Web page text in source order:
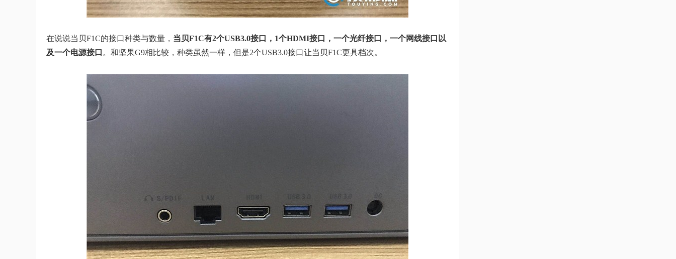
在说说当贝F1C的接口种类与数量， 当贝F1C有2个USB3.0接口，1个HDMI接口，一个光纤接口，一个网线接口以
及一个电源接口 。和坚果G9相比较，种类虽然一样，但是2个USB3.0接口让当贝F1C更具档次。